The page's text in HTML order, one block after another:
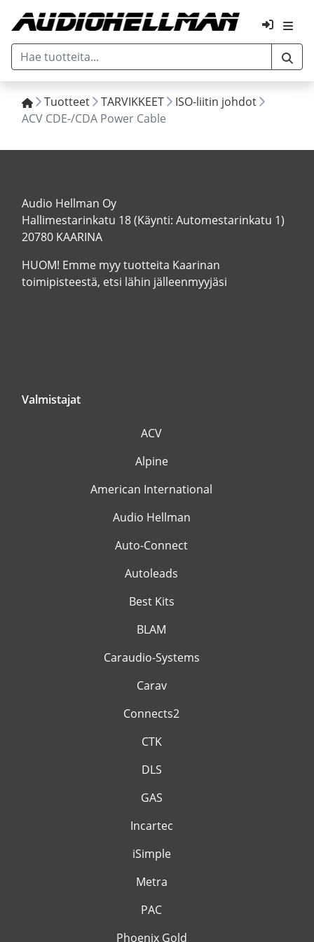
Tuotteet TARVIKKEET
ISO-liitin johdot
ACV CDE-/CDA Power Cable
Audio Hellman Oy
Hallimestarinkatu 18 (Käynti: Automestarinkatu 1)
20780 KAARINA
HUOM! Emme myy tuotteita Kaarinan
toimipisteestä, etsi lähin jälleenmyyjäsi
Valmistajat
ACV
Alpine
American International
Audio Hellman
Auto-Connect
Autoleads
Best Kits
BLAM
Caraudio-Systems
Carav
Connects2
CTK
DLS
GAS
Incartec
iSimple
Metra
PAC
Phoenix Gold